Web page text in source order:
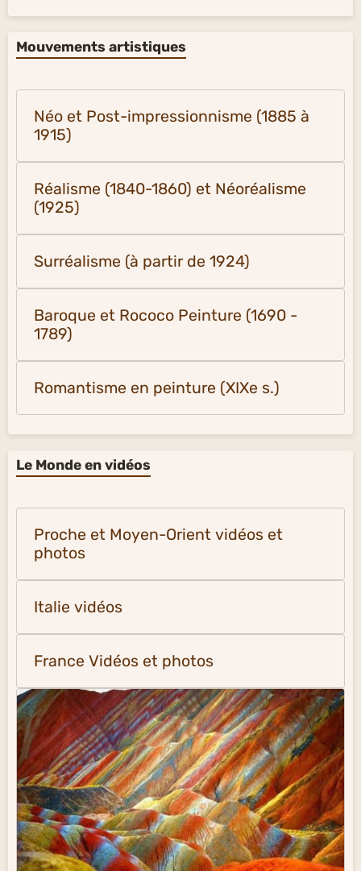
Mouvements artistiques
Néo et Post-impressionnisme (1885 à
1915)
Réalisme (1840-1860) et Néoréalisme
(1925)
Surréalisme (à partir de 1924)
Baroque et Rococo Peinture (1690 -
1789)
Romantisme en peinture (XIXe s.)
Le Monde en vidéos
Proche et Moyen-Orient vidéos et
photos
Italie vidéos
France Vidéos et photos